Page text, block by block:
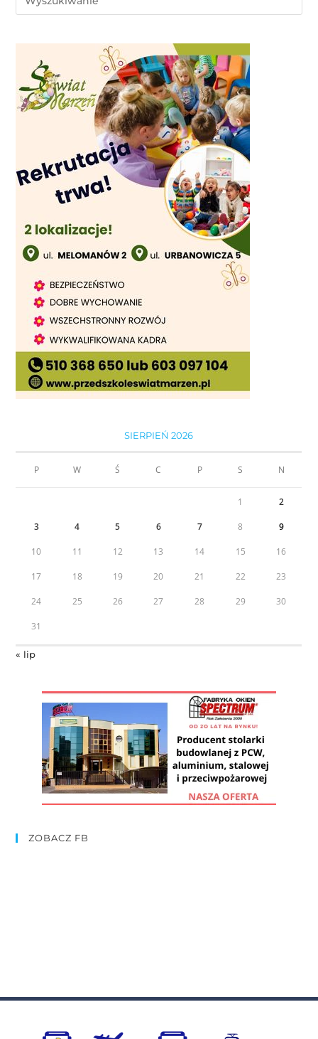
SIERPIEŃ 2026
P W Ś C P S N
1 2
3 4 5 6 7 8 9
10 11 12 13 14 15 16
17 18 19 20 21 22 23
24 25 26 27 28 29 30
31
« lip
ZOBACZ FB